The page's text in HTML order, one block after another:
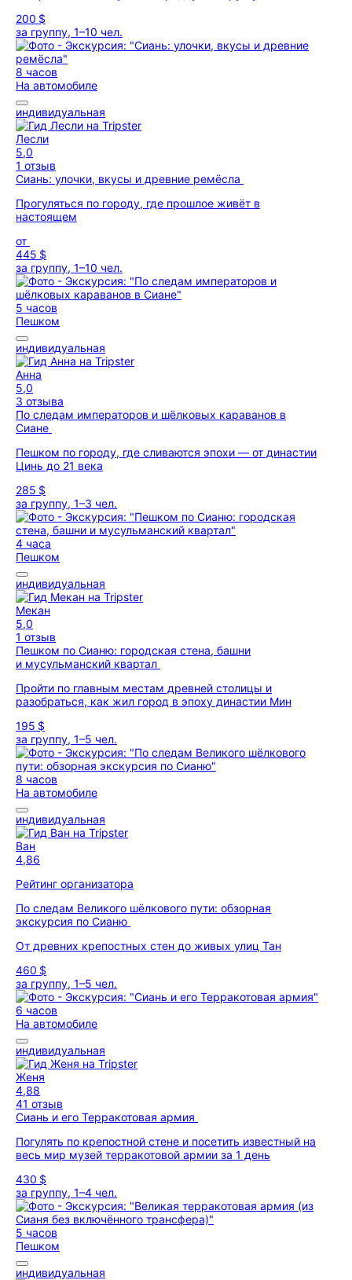
200 $
за группу, 1–10 чел.
8 часов
На автомобиле
индивидуальная
Лесли
5,0
1 отзыв
Сиань: улочки, вкусы и древние ремёсла
Прогуляться по городу, где прошлое живёт в
настоящем
от
445 $
за группу, 1–10 чел.
5 часов
Пешком
индивидуальная
Анна
5,0
3 отзыва
По следам императоров и шёлковых караванов в
Сиане
Пешком по городу, где сливаются эпохи — от династии
Цинь до 21 века
285 $
за группу, 1–3 чел.
4 часа
Пешком
индивидуальная
Мекан
5,0
1 отзыв
Пешком по Сианю: городская стена, башни
и мусульманский квартал
Пройти по главным местам древней столицы и
разобраться, как жил город в эпоху династии Мин
195 $
за группу, 1–5 чел.
8 часов
На автомобиле
индивидуальная
Ван
4,86
Рейтинг организатора
По следам Великого шёлкового пути: обзорная
экскурсия по Сианю
От древних крепостных стен до живых улиц Тан
460 $
за группу, 1–5 чел.
6 часов
На автомобиле
индивидуальная
Женя
4,88
41 отзыв
Сиань и его Терракотовая армия
Погулять по крепостной стене и посетить известный на
весь мир музей терракотовой армии за 1 день
430 $
за группу, 1–4 чел.
5 часов
Пешком
индивидуальная